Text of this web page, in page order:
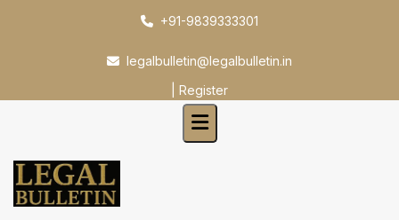
+91-9839333301
legalbulletin@legalbulletin.in
Register